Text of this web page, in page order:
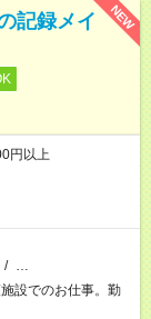
NEW
記録メイ
円以上
/ …
設でのお仕事。勤